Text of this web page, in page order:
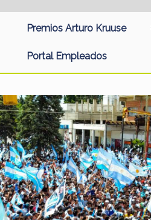
Premios Arturo Kruuse
Portal Empleados